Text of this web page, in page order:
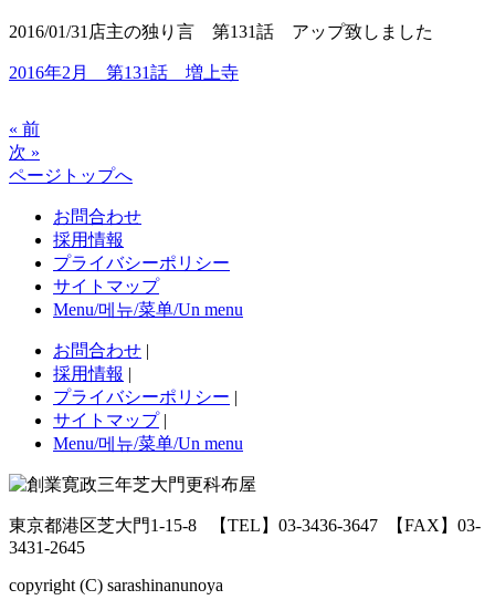
2016/01/31 店主の独り言 第131話 アップ致しました
2016年2月 第131話 増上寺
« 前
次 »
ページトップへ
お問合わせ
採用情報
プライバシーポリシー
サイトマップ
Menu/메뉴/菜单/Un menu
お問合わせ |
採用情報 |
プライバシーポリシー |
サイトマップ|
Menu/메뉴/菜单/Un menu
東京都港区芝大門1-15-8 【TEL】03-3436-3647
【FAX】03-
3431-2645
copyright (C) sarashinanunoya